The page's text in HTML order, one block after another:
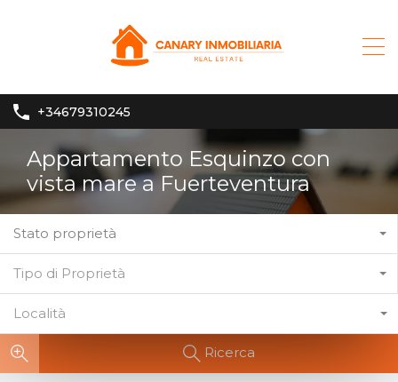
+34679310245
Appartamento Esquinzo con
vista mare a Fuerteventura
Stato proprietà
Tipo di Proprietà
Località
Ricerca